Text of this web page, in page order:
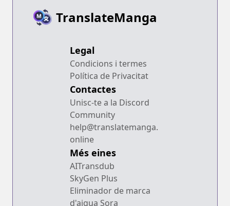
TranslateManga
Legal
Condicions i termes
Política de Privacitat
Contactes
Unisc-te a la Discord
Community
help@translatemanga.
online
Més eines
AITransdub
SkyGen Plus
Eliminador de marca
d'aigua Sora